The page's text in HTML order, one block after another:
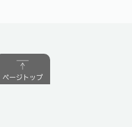
ページトップ